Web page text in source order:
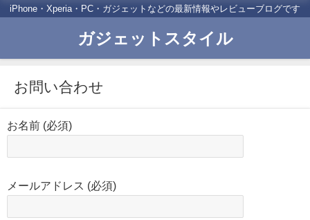
iPhone・Xperia・PC・ガジェットなどの最新情報やレビューブログです
ガジェットスタイル
お問い合わせ
お名前 (必須)
メールアドレス (必須)